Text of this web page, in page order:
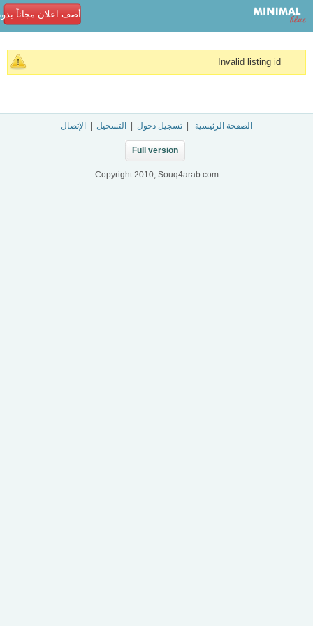
أضف اعلان مجاناً
Invalid listing id
الصفحة الرئيسية تسجيل دخول التسجيل الإتصال
Full version
Copyright 2010, Souq4arab.com